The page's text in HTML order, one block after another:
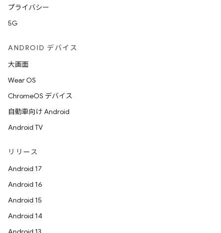
プライバシー
5G
ANDROID デバイス
大画面
Wear OS
ChromeOS デバイス
自動車向け Android
Android TV
リリース
Android 17
Android 16
Android 15
Android 14